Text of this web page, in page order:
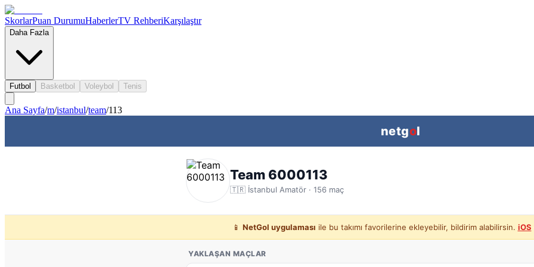
SkorlarPuan DurumuHaberlerTV RehberiKarşılaştır
Daha Fazla
Futbol Basketbol Voleybol Tenis
Ana Sayfa/m/istanbul/team/113
netgol
Team 6000113
🇹🇷 İstanbul Amatör · 156 maç
📱 NetGol uygulaması ile bu takımı favorilerine ekleyebilir, bildirim alabilirsin. iOS
YAKLAŞAN MAÇLAR